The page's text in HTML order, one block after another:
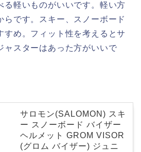
る軽いものがいいです。軽い方
らです。スキー、スノーボード
すめ。フィット性を考えるとサ
ャスターはあった方がいいで
サロモン(SALOMON) スキ
ー スノーボード バイザー
ヘルメット GROM VISOR
(グロム バイザー) ジュニ